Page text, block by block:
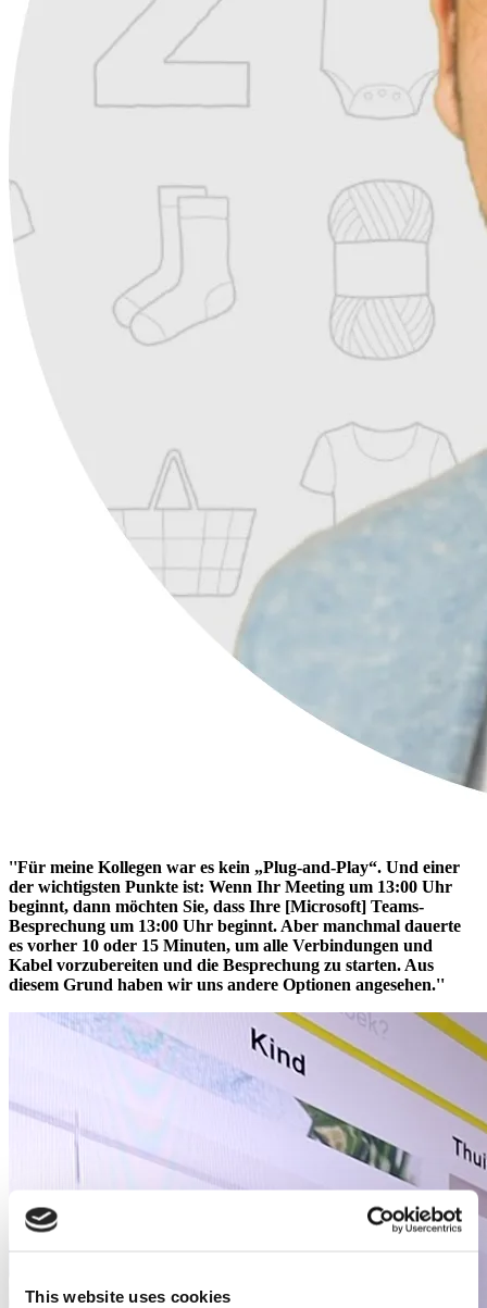
This website uses cookies
''Für meine Kollegen war es kein „Plug-and-Play“. Und einer
der wichtigsten Punkte ist: Wenn Ihr Meeting um 13:00 Uhr
beginnt, dann möchten Sie, dass Ihre [Microsoft] Teams-
Besprechung um 13:00 Uhr beginnt. Aber manchmal dauerte
es vorher 10 oder 15 Minuten, um alle Verbindungen und
Kabel vorzubereiten und die Besprechung zu starten. Aus
diesem Grund haben wir uns andere Optionen angesehen.''